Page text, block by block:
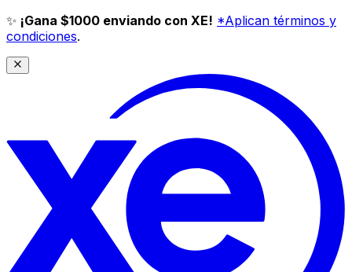
✨ ¡Gana $1000 enviando con XE! *Aplican términos y
condiciones.